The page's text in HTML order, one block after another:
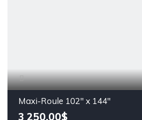
Maxi-Roule 102" x 144"
3 250,00$